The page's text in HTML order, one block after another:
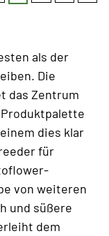
als der
Die
das Zentrum
dies klar
für
von weiteren
und süßere
dem